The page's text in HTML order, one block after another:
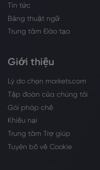
Tin tức
Bảng thuật ngữ
Trung tâm Đào tạo
Giới thiệu
Lý do chọn markets.com
Tập đoàn của chúng tôi
Gói pháp chế
Khiếu nại
Trung tâm Trợ giúp
Tuyên bố về Cookie